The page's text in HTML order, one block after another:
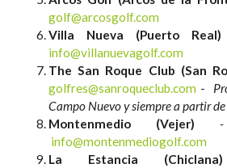
golf@arcosgolf.com
Villa Nueva (Puerto
info@villanuevagolf.com
The San Roque Club (San
golfres@sanroqueclub.com -
Campo Nuevo y siempre a partir
Montenmedio
(Vejer)
info@montenmediogolf.com
La Estancia (Chiclana)